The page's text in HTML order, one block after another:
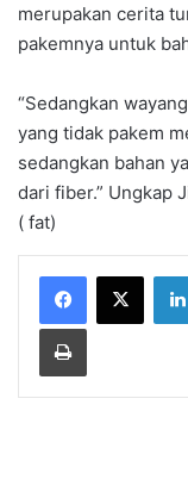
merupakan cerita
pakemnya untuk
“Sedangkan
yang tidak pakem
sedangkan bahan
dari fiber.” Ungkap
( fat)